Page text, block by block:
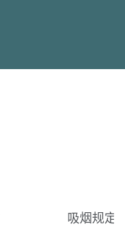
吸烟规定